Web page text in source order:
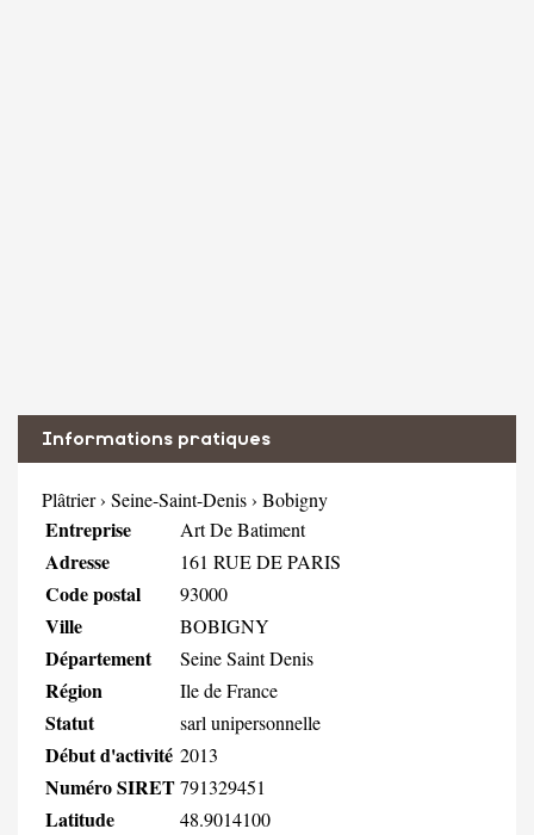
Informations pratiques
Plâtrier› Seine-Saint-Denis› Bobigny
Entreprise Art De Batiment
Adresse 161 RUE DE PARIS
Code postal 93000
Ville BOBIGNY
Département Seine Saint Denis
Région Ile de France
Statut sarl unipersonnelle
Début d'activité 2013
Numéro SIRET791329451
Latitude 48.9014100